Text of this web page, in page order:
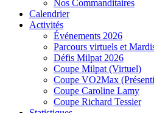
Nos Commanditaires
Calendrier
Activités
Événements 2026
Parcours virtuels et
Défis Milpat 2026
Coupe Milpat (Virtuel)
Coupe VO2Max
Coupe Caroline Lamy
Coupe Richard Tessier